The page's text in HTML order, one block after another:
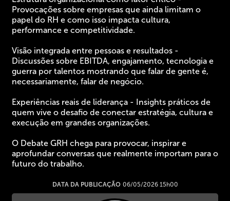
Provocações sobre empresas que ainda limitam o
papel do RH e como isso impacta cultura,
performance e competitividade.
Visão integrada entre pessoas e resultados -
Discussões sobre EBITDA, engajamento, tecnologia e
guerra por talentos mostrando que falar de gente é,
necessariamente, falar de negócio.
Experiências reais de liderança - Insights práticos de
quem vive o desafio de conectar estratégia, cultura e
execução em grandes organizações.
O Debate GRH chega para provocar, inspirar e
aprofundar conversas que realmente importam para o
futuro do trabalho.
DATA DA PUBLICAÇÃO 06/05/2026 15h00